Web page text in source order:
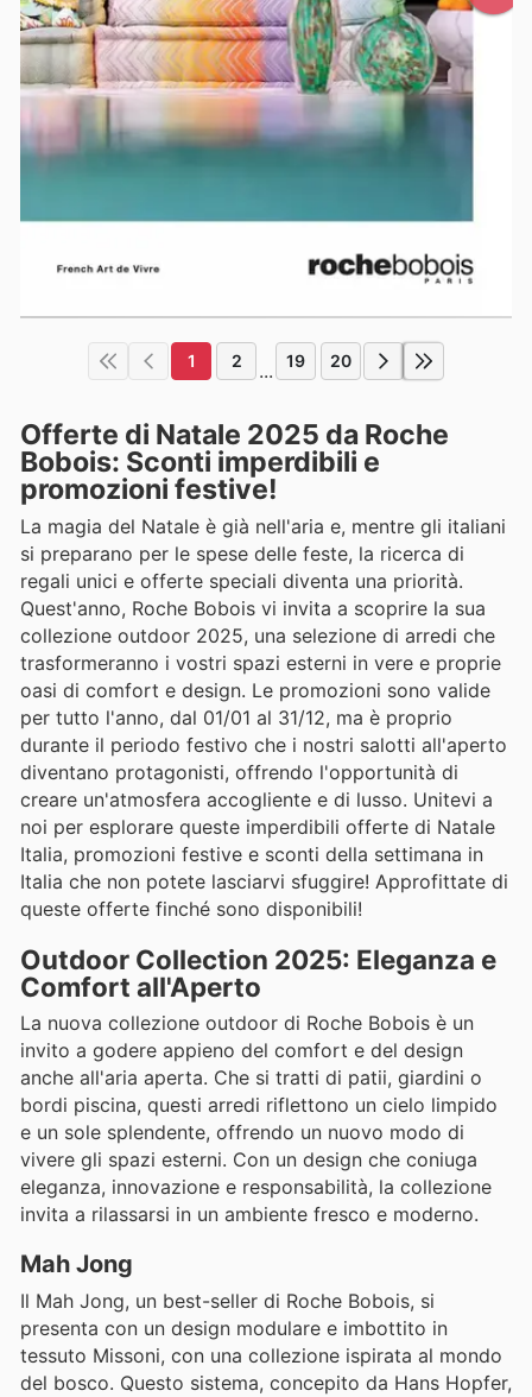
1 2 ... 19 20
Offerte di Natale 2025 da Roche
Bobois: Sconti imperdibili e
promozioni festive!
La magia del Natale è già nell'aria e, mentre gli italiani
si preparano per le spese delle feste, la ricerca di
regali unici e offerte speciali diventa una priorità.
Quest'anno, Roche Bobois vi invita a scoprire la sua
collezione outdoor 2025, una selezione di arredi che
trasformeranno i vostri spazi esterni in vere e proprie
oasi di comfort e design. Le promozioni sono valide
per tutto l'anno, dal 01/01 al 31/12, ma è proprio
durante il periodo festivo che i nostri salotti all'aperto
diventano protagonisti, offrendo l'opportunità di
creare un'atmosfera accogliente e di lusso. Unitevi a
noi per esplorare queste imperdibili offerte di Natale
Italia, promozioni festive e sconti della settimana in
Italia che non potete lasciarvi sfuggire! Approfittate di
queste offerte finché sono disponibili!
Outdoor Collection 2025: Eleganza e
Comfort all'Aperto
La nuova collezione outdoor di Roche Bobois è un
invito a godere appieno del comfort e del design
anche all'aria aperta. Che si tratti di patii, giardini o
bordi piscina, questi arredi riflettono un cielo limpido
e un sole splendente, offrendo un nuovo modo di
vivere gli spazi esterni. Con un design che coniuga
eleganza, innovazione e responsabilità, la collezione
invita a rilassarsi in un ambiente fresco e moderno.
Mah Jong
Il Mah Jong, un best-seller di Roche Bobois, si
presenta con un design modulare e imbottito in
tessuto Missoni, con una collezione ispirata al mondo
del bosco. Questo sistema, concepito da Hans Hopfer,